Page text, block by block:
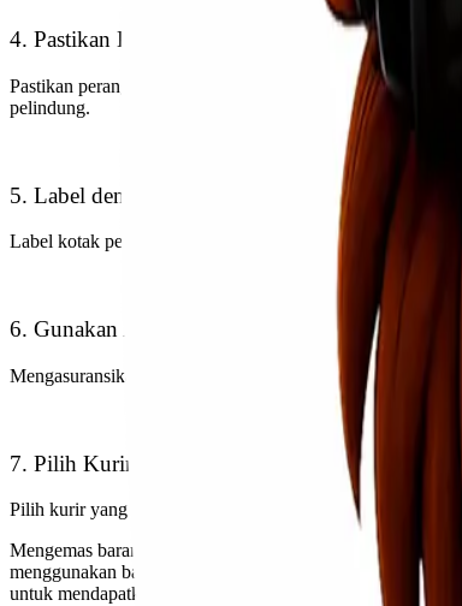
4. Pastikan Kekuatan dan Stabilitas
Pastikan perangkat ditempatkan secara stabil di dalam
pelindung.
5. Label dengan Jelas
Label kotak pengiriman dengan jelas dan sebutkan
6. Gunakan Asuransi
Mengasuransikan barang elektronik Anda selama
7. Pilih Kurir dan Layanan yang Tepat
Pilih kurir yang memiliki reputasi baik dalam menangani
Mengemas barang elektronik dengan aman merupakan
menggunakan bahan pelindung yang sesuai, Anda dapat
untuk mendapatkan perlindungan ekstra.